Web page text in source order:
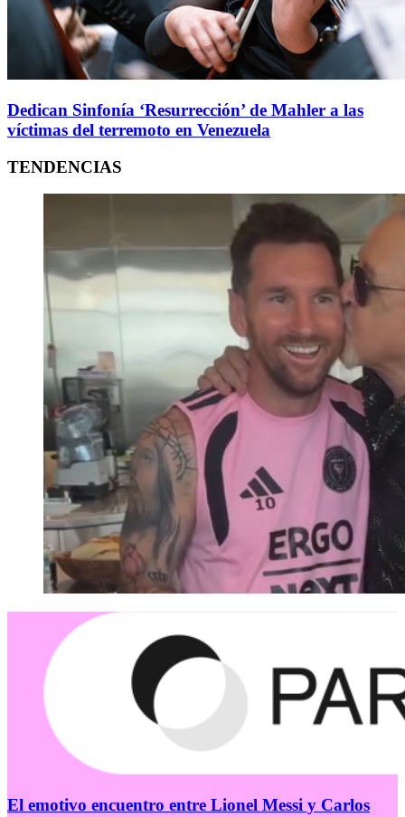
Dedican Sinfonía ‘Resurrección’ de Mahler a las
víctimas del terremoto en Venezuela
TENDENCIAS
El emotivo encuentro entre Lionel Messi y Carlos